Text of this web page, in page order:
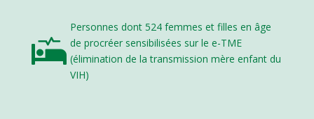

Personnes dont 524 femmes et filles en âge
de procréer sensibilisées sur le e-TME
(élimination de la transmission mère enfant du
VIH)